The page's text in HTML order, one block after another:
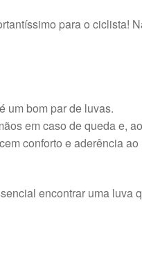
para o ciclista!
um bom par de luvas.
em caso de queda e, ao
conforto e aderência ao
encontrar uma luva